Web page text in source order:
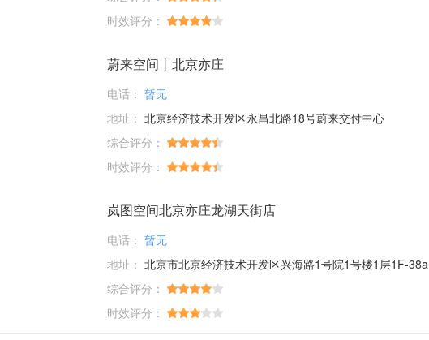
时效评分：
蔚来空间丨北京亦庄
电话： 暂无
地址： 北京经济技术开发区永昌北路18号蔚来交付中心
综合评分：
时效评分：
岚图空间北京亦庄龙湖天街店
电话： 暂无
地址： 北京市北京经济技术开发区兴海路1号院1号楼1层1F-38a
综合评分：
时效评分：